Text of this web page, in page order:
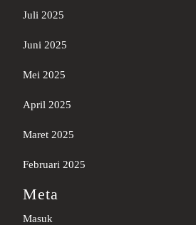
Juli 2025
Juni 2025
Mei 2025
April 2025
Maret 2025
Februari 2025
Meta
Masuk